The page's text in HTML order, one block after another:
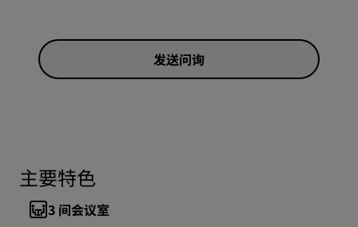
发送问询
主要特色
3 间会议室